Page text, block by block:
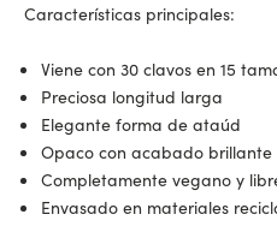
Características principales:
Viene con 30 clavos en 15
Preciosa longitud larga
Elegante forma de ataúd
Opaco con acabado brillante
Completamente vegano y
Envasado en materiales